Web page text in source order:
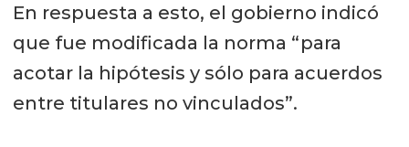
En respuesta a esto, el gobierno indicó
que fue modificada la norma “para
acotar la hipótesis y sólo para acuerdos
entre titulares no vinculados”.